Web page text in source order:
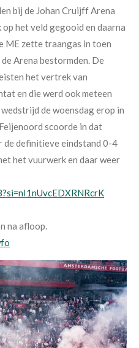
bij de Johan Cruijff Arena
het veld gegooid en daarna
ME zette traangas in toen
Arena bestormden. De
het vertrek van
en die werd ook meteen
de woensdag erop in
scoorde in dat
de definitieve eindstand 0-4
het vuurwerk en daar weer
na afloop.